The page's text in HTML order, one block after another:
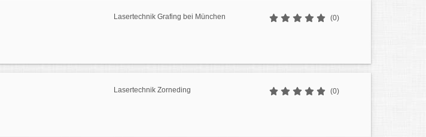
Lasertechnik Grafing bei München (0)
Lasertechnik Zorneding (0)